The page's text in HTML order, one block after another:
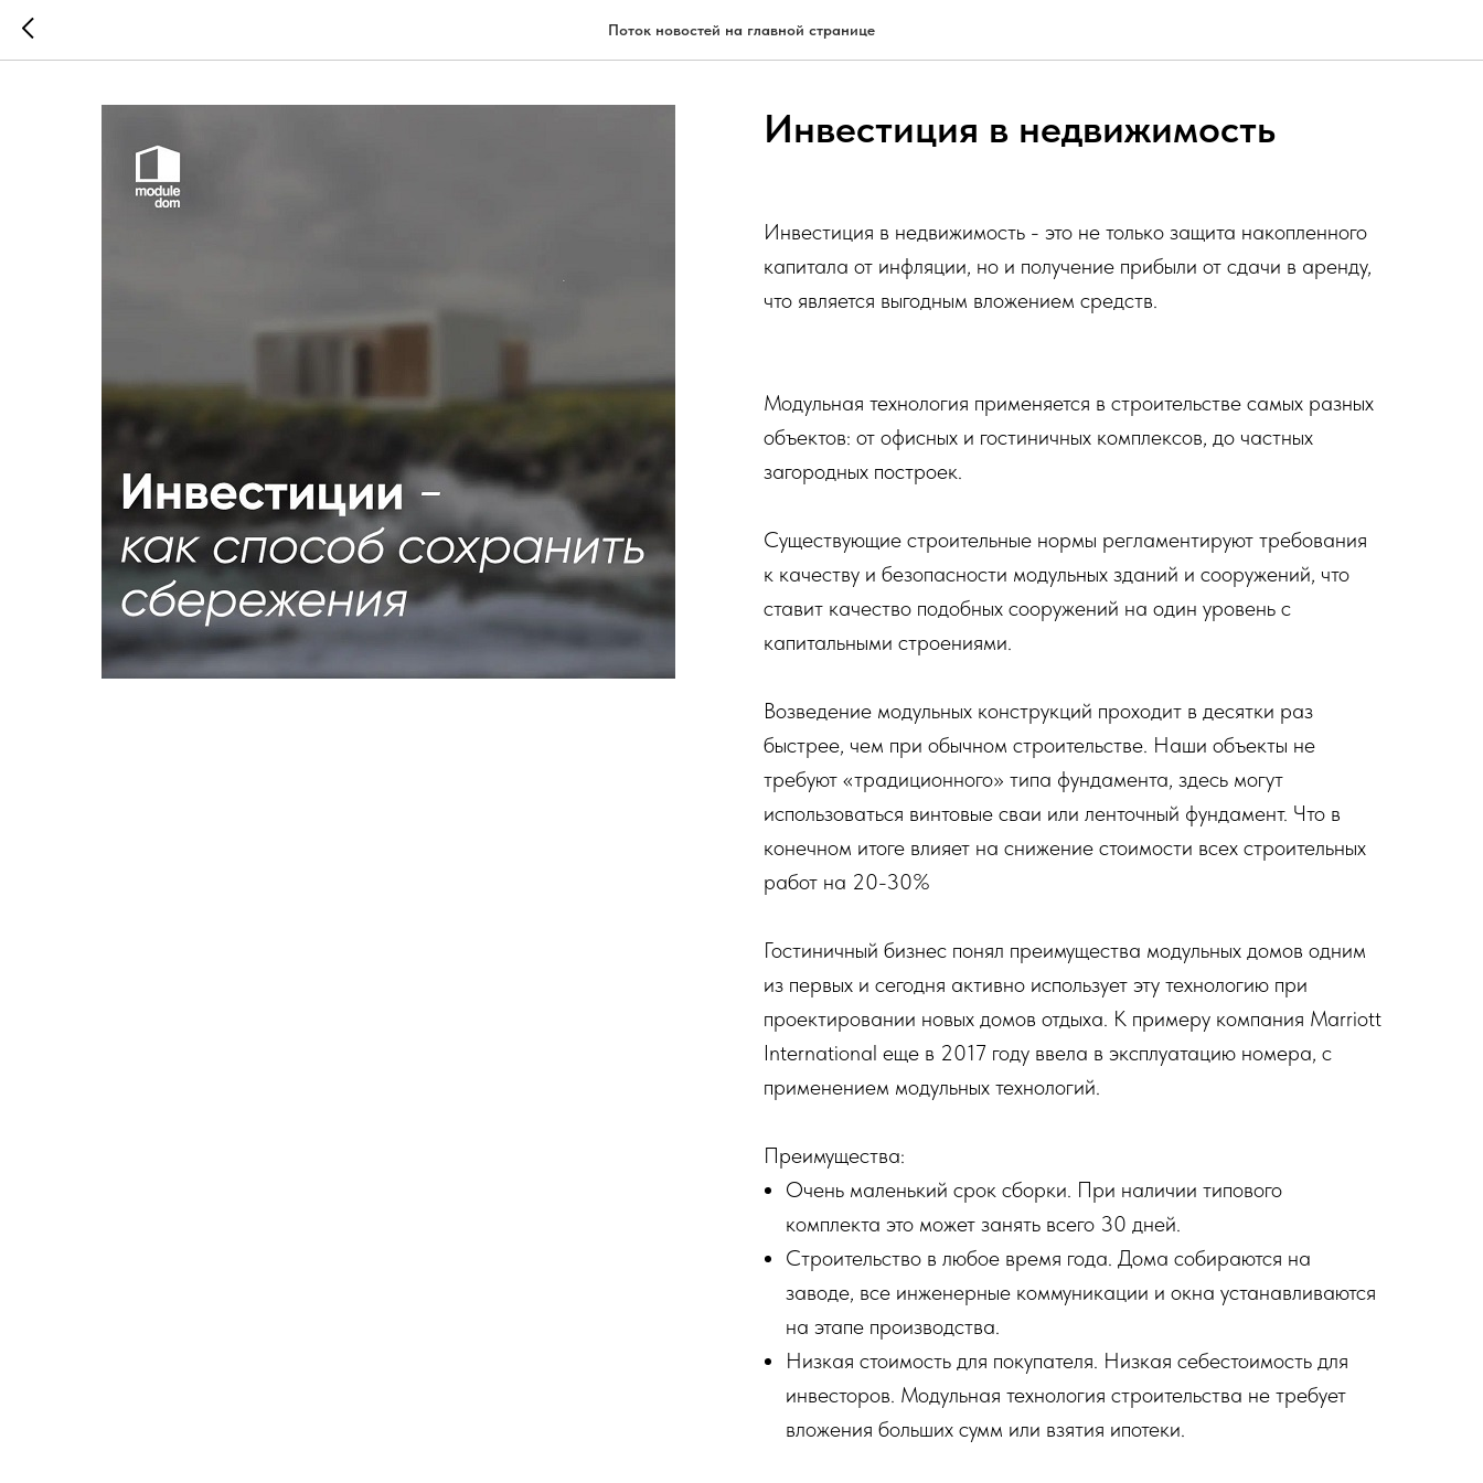
Поток новостей на главной странице
Инвестиция в недвижимость
Инвестиция в недвижимость - это не только защита накопленного
капитала от инфляции, но и получение прибыли от сдачи в аренду,
что является выгодным вложением средств.
Модульная технология применяется в строительстве самых разных
объектов: от офисных и гостиничных комплексов, до частных
загородных построек.
Существующие строительные нормы регламентируют требования
к качеству и безопасности модульных зданий и сооружений, что
ставит качество подобных сооружений на один уровень с
капитальными строениями.
Возведение модульных конструкций проходит в десятки раз
быстрее, чем при обычном строительстве. Наши объекты не
требуют «традиционного» типа фундамента, здесь могут
использоваться винтовые сваи или ленточный фундамент. Что в
конечном итоге влияет на снижение стоимости всех строительных
работ на 20-30%
Гостиничный бизнес понял преимущества модульных домов одним
из первых и сегодня активно использует эту технологию при
проектировании новых домов отдыха. К примеру компания Marriott
International еще в 2017 году ввела в эксплуатацию номера, с
применением модульных технологий.
Преимущества:
Очень маленький срок сборки. При наличии типового
комплекта это может занять всего 30 дней.
Строительство в любое время года. Дома собираются на
заводе, все инженерные коммуникации и окна устанавливаются
на этапе производства.
Низкая стоимость для покупателя. Низкая себестоимость для
инвесторов. Модульная технология строительства не требует
вложения больших сумм или взятия ипотеки.